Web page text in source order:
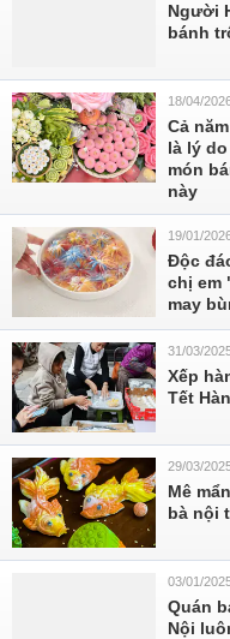
Người
bánh
18/04/
Cả
là lý
món
này
19/01/
Độc
chị em
may
31/03/
Xếp
Tết
29/03/
Mê
bà nội
03/01/
Quán
Nội